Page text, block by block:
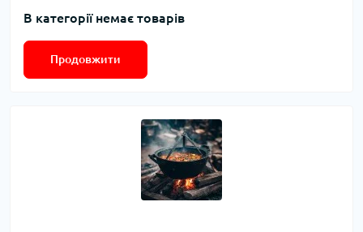
В категорії немає товарів
Продовжити